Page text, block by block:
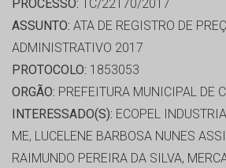
PROCESSO: TC/22170/2017
ASSUNTO: ATA DE REGISTRO DE
ADMINISTRATIVO 2017
PROTOCOLO: 1853053
ORGÃO: PREFEITURA MUNICIPAL DE
INTERESSADO(S): ECOPEL
ME, LUCELENE BARBOSA NUNES
RAIMUNDO PEREIRA DA SILVA,